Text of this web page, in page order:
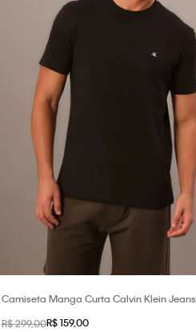
Camiseta Manga Curta Calvin Klein Jeans
R$299,00R$ 159,00